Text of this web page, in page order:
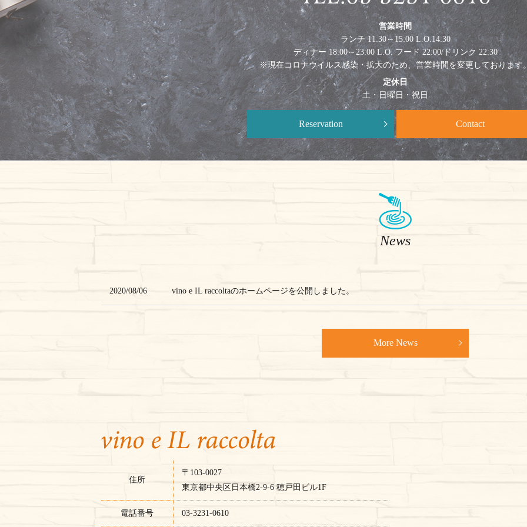
営業時間
ランチ 11:30～15:00 L.O.14:30
ディナー 18:00～23:00 L.O. フード 22:00/ドリンク 22:30
※現在コロナウイルス感染・拡大のため、営業時間を変更しております
定休日
土・日曜日・祝日
Reservation Contact
News
2020/08/06 vino e IL raccoltaのホームページを公開しました。
More News
住所
〒103-0027
東京都中央区日本橋2-9-6 穂戸田ビル1F
電話番号 03-3231-0610